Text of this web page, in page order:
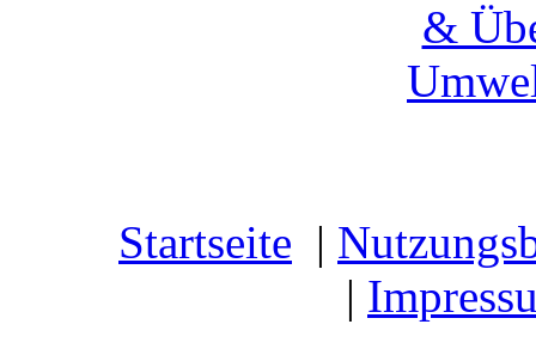
&
Startseite |
|